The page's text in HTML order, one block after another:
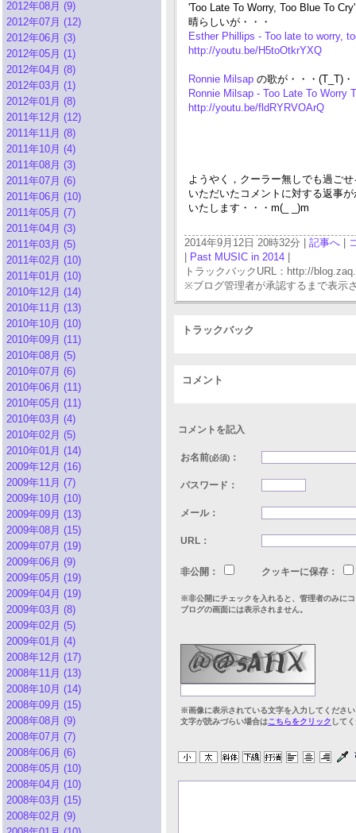
2012年08月 (9)
2012年07月 (12)
2012年06月 (3)
2012年05月 (1)
2012年04月 (8)
2012年03月 (1)
2012年01月 (8)
2011年12月 (12)
2011年11月 (8)
2011年10月 (4)
2011年08月 (3)
2011年07月 (6)
2011年06月 (10)
2011年05月 (7)
2011年04月 (3)
2011年03月 (5)
2011年02月 (10)
2011年01月 (10)
2010年12月 (14)
2010年11月 (13)
2010年10月 (10)
2010年09月 (11)
2010年08月 (5)
2010年07月 (6)
2010年06月 (11)
2010年05月 (11)
2010年03月 (4)
2010年02月 (5)
2010年01月 (14)
2009年12月 (16)
2009年11月 (7)
2009年10月 (10)
2009年09月 (13)
2009年08月 (15)
2009年07月 (19)
2009年06月 (9)
2009年05月 (19)
2009年04月 (19)
2009年03月 (8)
2009年02月 (5)
2009年01月 (4)
2008年12月 (17)
2008年11月 (13)
2008年10月 (14)
2008年09月 (15)
2008年08月 (9)
2008年07月 (7)
2008年06月 (6)
2008年05月 (10)
2008年04月 (10)
2008年03月 (15)
2008年02月 (9)
'Too Late To Worry, Too Blue To
晴らしいが・・・
Esther Phillips - Too late to worry,
http://youtu.be/H5toOtkrYXQ
Ronnie Milsap の歌が・・・(T_T)
Ronnie Milsap - Too Late To Worry
http://youtu.be/fldRYRVOArQ
ようやく，クーラー無しでも過ご
いただいたコメントに対する返事
いたします・・・m(_ _)m
2014年9月12日 20時32分 | 記事へ
Past MUSIC in 2014
トラックバックURL：http://
※ブログ管理者が承認するまで表示
トラックバック
コメント
コメントを記入
お名前(必須) ：
パスワード：
メール：
URL：
非公開： クッキーに保存：
※非公開にチェックを入れると、管理者のみに
ブログの画面には表示されません。
※画像に表示されている文字を入力してくださ
文字が読みづらい場合はこちらをクリック して